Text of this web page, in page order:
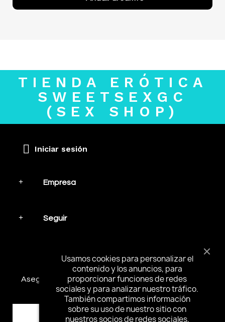
TIENDA ERÓTICA
SWEETSEXGC
(SEX SHOP)
Iniciar sesión
Empresa
Seguir
Mantente en contacto
Asegúrese de suscribirse y recibir las noticias más
interesantes y ofertas especiales.
Usamos cookies para personalizar el
contenido y los anuncios, para
proporcionar funciones de redes
sociales y para analizar nuestro tráfico.
También compartimos información
sobre su uso de nuestro sitio con
nuestros socios de redes sociales,